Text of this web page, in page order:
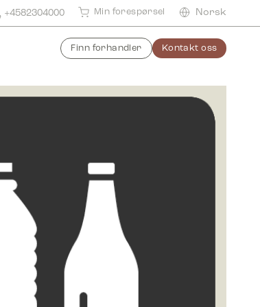
+4582304000 Min forespørsel Norsk
Finn forhandler Kontakt oss